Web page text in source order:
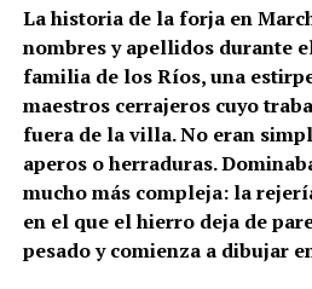
La historia de la forja en
nombres y apellidos durante
familia de los Ríos, una
maestros cerrajeros cuyo
fuera de la villa. No eran
aperos o herraduras.
mucho más compleja: la
en el que el hierro deja de
pesado y comienza a dibujar